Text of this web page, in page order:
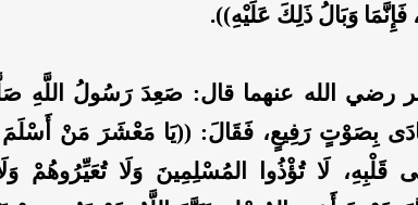
فَإِنَّمَا وَبَالُ ذَلِكَ عَلَيْهِ)).
رضي الله عنهما قال: صَعِدَ رَسُولُ اللَّهِ
بِصَوْتٍ رَفِيعٍ، فَقَالَ: ((يَا مَعْشَرَ مَنْ أَسْلَمَ
لَا تُؤْذُوا المُسْلِمِينَ وَلَا تُعَيِّرُوهُمْ وَلَا